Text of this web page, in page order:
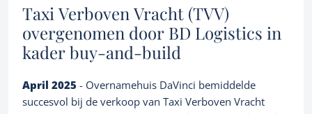
Taxi Verboven Vracht (TVV)
overgenomen door BD Logistics in
kader buy-and-build
April 2025 - Overnamehuis DaVinci bemiddelde
succesvol bij de verkoop van Taxi Verboven Vracht